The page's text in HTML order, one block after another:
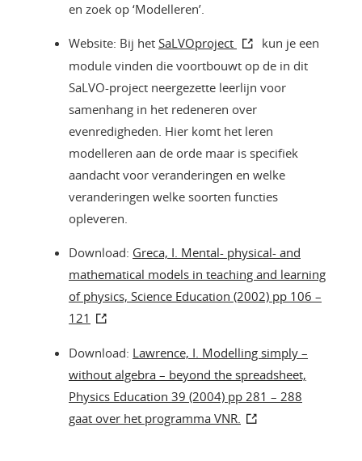
en zoek op ‘Modelleren’.
Website: Bij het SaLVOproject
kun je een
module vinden die voortbouwt op de in dit
SaLVO-project neergezette leerlijn voor
samenhang in het redeneren over
evenredigheden. Hier komt het leren
modelleren aan de orde maar is specifiek
aandacht voor veranderingen en welke
veranderingen welke soorten functies
opleveren.
Download: Greca, I. Mental- physical- and
mathematical models in teaching and learning
of physics, Science Education (2002) pp 106 –
121
Download: Lawrence, I. Modelling simply –
without algebra – beyond the spreadsheet,
Physics Education 39 (2004) pp 281 – 288
gaat over het programma VNR.